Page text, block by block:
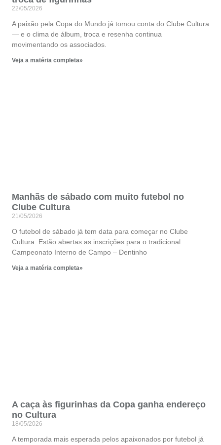
22/05/2026
A paixão pela Copa do Mundo já tomou conta do Clube Cultura
— e o clima de álbum, troca e resenha continua
movimentando os associados.
Veja a matéria completa»
Manhãs de sábado com muito futebol no
Clube Cultura
21/05/2026
O futebol de sábado já tem data para começar no Clube
Cultura. Estão abertas as inscrições para o tradicional
Campeonato Interno de Campo – Dentinho
Veja a matéria completa»
A caça às figurinhas da Copa ganha endereço
no Cultura
18/05/2026
A temporada mais esperada pelos apaixonados por futebol já